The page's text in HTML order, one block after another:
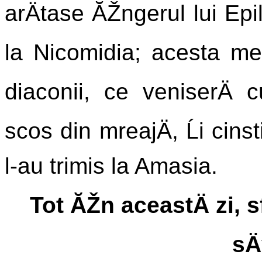
arÄtase ĂŽngerul lui
la Nicomidia; acesta
diaconii, ce veniserÄ
scos din mreajÄ, Ĺi
l-au trimis la Amasia.
Tot ĂŽn aceastÄ zi,